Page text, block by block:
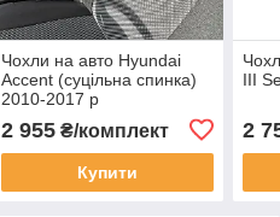
Чохли на авто Hyundai
Accent (суцільна спинка)
2010-2017 р
2 955₴/комплект
Купити
III
2